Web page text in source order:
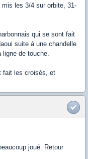
les 3/4 sur orbite, 31-
qui se sont fait
suite à une chandelle
de touche.
fait les croisés, et
joué. Retour